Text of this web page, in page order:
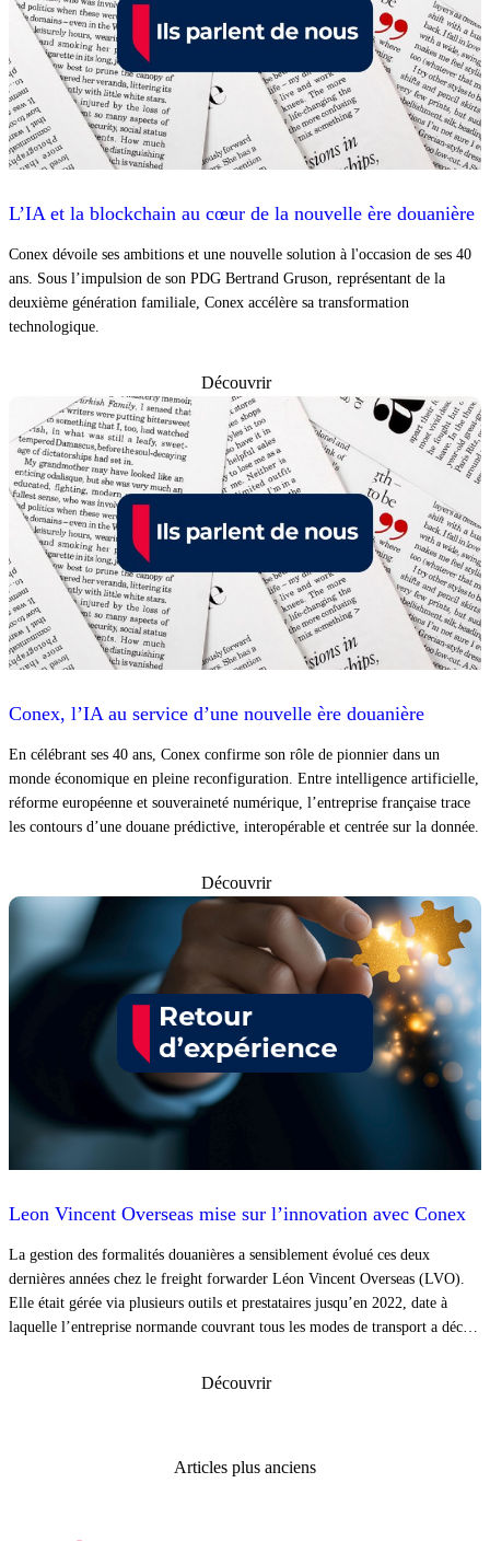
L’IA et la blockchain au cœur de la nouvelle ère douanière
Conex dévoile ses ambitions et une nouvelle solution à l'occasion de ses 40
ans. Sous l’impulsion de son PDG Bertrand Gruson, représentant de la
deuxième génération familiale, Conex accélère sa transformation
technologique.
Découvrir
Conex, l’IA au service d’une nouvelle ère douanière
En célébrant ses 40 ans, Conex confirme son rôle de pionnier dans un
monde économique en pleine reconfiguration. Entre intelligence artificielle,
réforme européenne et souveraineté numérique, l’entreprise française trace
les contours d’une douane prédictive, interopérable et centrée sur la donnée.
Découvrir
Leon Vincent Overseas mise sur l’innovation avec Conex
La gestion des formalités douanières a sensiblement évolué ces deux
dernières années chez le freight forwarder Léon Vincent Overseas (LVO).
Elle était gérée via plusieurs outils et prestataires jusqu’en 2022, date à
laquelle l’entreprise normande couvrant tous les modes de transport a décidé
solutions de l’éditeur spécialisé Conex.
Découvrir
Articles plus anciens